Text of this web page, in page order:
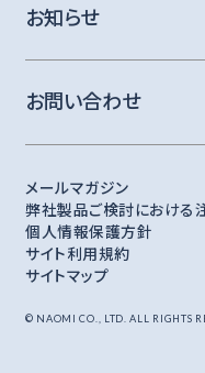
お知らせ
お問い合わせ
メールマガジン
弊社製品ご検討における
個人情報保護方針
サイト利用規約
サイトマップ
© NAOMI CO., LTD. ALL RIGHTS